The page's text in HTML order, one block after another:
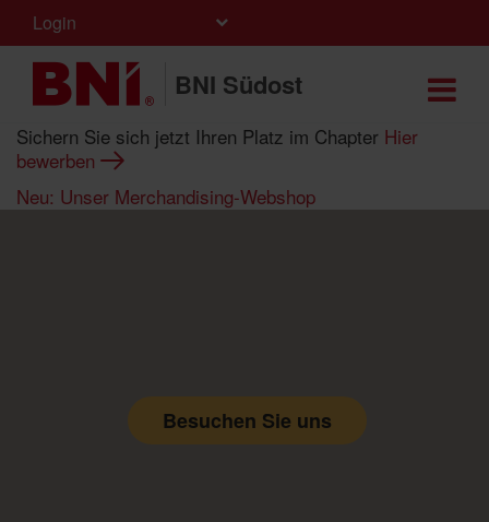
Login
BNI Südost
Sichern Sie sich jetzt Ihren Platz im Chapter Hier
bewerben
Neu: Unser Merchandising-Webshop
Besuchen Sie uns